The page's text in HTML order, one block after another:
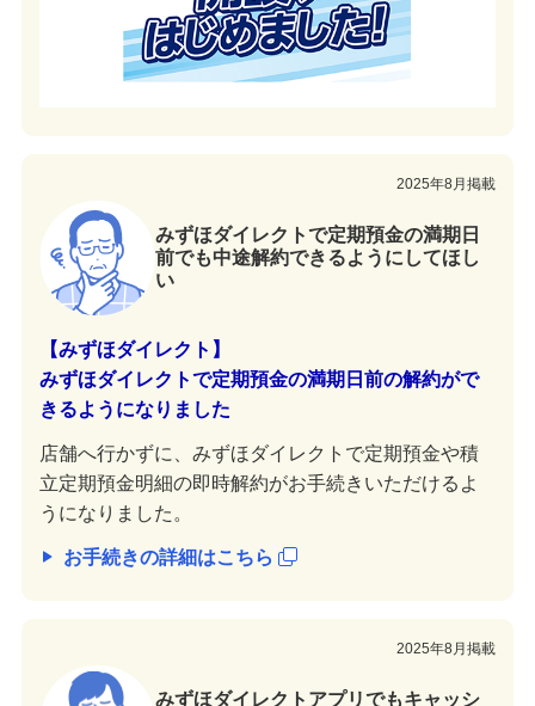
2025年8月掲載
みずほダイレクトで定期預金の満期日
前でも中途解約できるようにしてほし
い
【みずほダイレクト】
みずほダイレクトで定期預金の満期日前の解約がで
きるようになりました
店舗へ行かずに、みずほダイレクトで定期預金や積
立定期預金明細の即時解約がお手続きいただけるよ
うになりました。
お手続きの詳細はこちら
2025年8月掲載
みずほダイレクトアプリでもキャッシ